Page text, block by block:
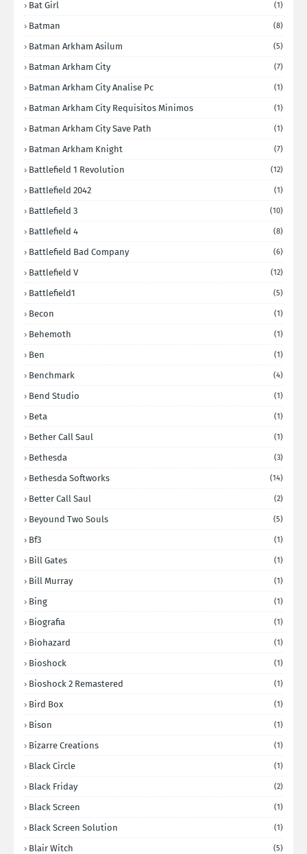
Bat Girl (1)
Batman (8)
Batman Arkham Asilum (5)
Batman Arkham City (7)
Batman Arkham City Analise Pc (1)
Batman Arkham City Requisitos Minimos (1)
Batman Arkham City Save Path (1)
Batman Arkham Knight (7)
Battlefield 1 Revolution (12)
Battlefield 2042 (1)
Battlefield 3 (10)
Battlefield 4 (8)
Battlefield Bad Company (6)
Battlefield V (12)
Battlefield1 (5)
Becon (1)
Behemoth (1)
Ben (1)
Benchmark (4)
Bend Studio (1)
Beta (1)
Bether Call Saul (1)
Bethesda (3)
Bethesda Softworks (14)
Better Call Saul (2)
Beyound Two Souls (5)
Bf3 (1)
Bill Gates (1)
Bill Murray (1)
Bing (1)
Biografia (1)
Biohazard (1)
Bioshock (1)
Bioshock 2 Remastered (1)
Bird Box (1)
Bison (1)
Bizarre Creations (1)
Black Circle (1)
Black Friday (2)
Black Screen (1)
Black Screen Solution (1)
Blair Witch (5)